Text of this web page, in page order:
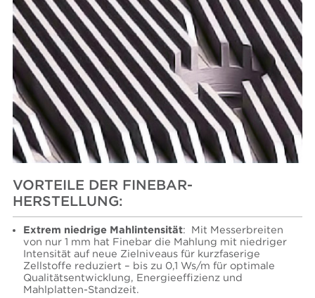
VORTEILE DER FINEBAR-
HERSTELLUNG:
Extrem niedrige Mahlintensität: Mit Messerbreiten
von nur 1 mm hat Finebar die Mahlung mit niedriger
Intensität auf neue Zielniveaus für kurzfaserige
Zellstoffe reduziert – bis zu 0,1 Ws/m für optimale
Qualitätsentwicklung, Energieeffizienz und
Mahlplatten-Standzeit.